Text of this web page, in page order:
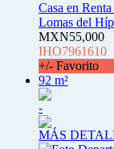
Casa en
Lomas del
MXN55,000
IHO7961610
+/- Favorito
92 m²
-
MÁS